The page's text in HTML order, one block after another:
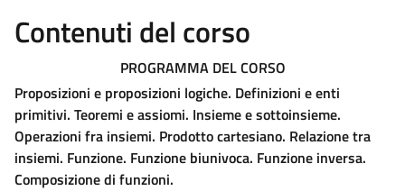
Contenuti del corso
PROGRAMMA DEL CORSO
Proposizioni e proposizioni logiche. Definizioni e enti
primitivi. Teoremi e assiomi. Insieme e sottoinsieme.
Operazioni fra insiemi. Prodotto cartesiano. Relazione tra
insiemi. Funzione. Funzione biunivoca. Funzione inversa.
Composizione di funzioni.